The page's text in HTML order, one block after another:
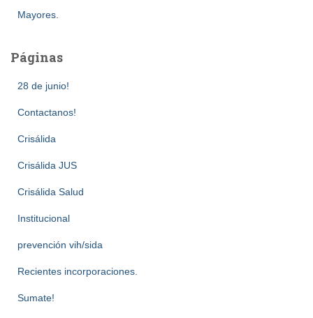
Mayores.
Páginas
28 de junio!
Contactanos!
Crisálida
Crisálida JUS
Crisálida Salud
Institucional
prevención vih/sida
Recientes incorporaciones.
Sumate!